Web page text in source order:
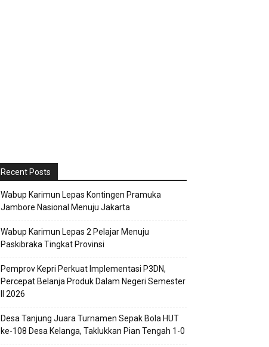
Recent Posts
Wabup Karimun Lepas Kontingen Pramuka
Jambore Nasional Menuju Jakarta
Wabup Karimun Lepas 2 Pelajar Menuju
Paskibraka Tingkat Provinsi
Pemprov Kepri Perkuat Implementasi P3DN,
Percepat Belanja Produk Dalam Negeri Semester
II 2026
Desa Tanjung Juara Turnamen Sepak Bola HUT
ke-108 Desa Kelanga, Taklukkan Pian Tengah 1-0